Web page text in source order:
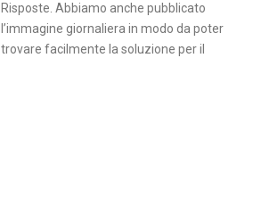
Risposte. Abbiamo anche pubblicato
l’immagine giornaliera in modo da poter
trovare facilmente la soluzione per il